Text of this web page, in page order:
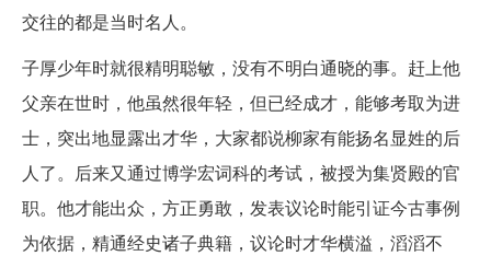
交往的都是当时名人。
子厚少年时就很精明聪敏，没有不明白通晓的事。赶上他
父亲在世时，他虽然很年轻，但已经成才，能够考取为进
士，突出地显露出才华，大家都说柳家有能扬名显姓的后
人了。后来又通过博学宏词科的考试，被授为集贤殿的官
职。他才能出众，方正勇敢，发表议论时能引证今古事例
为依据，精通经史诸子典籍，议论时才华横溢，滔滔不